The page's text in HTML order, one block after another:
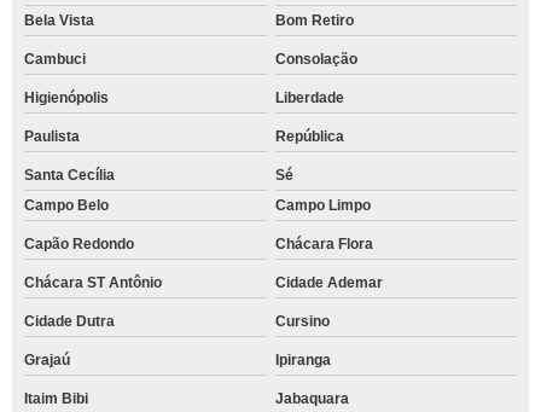
Bela Vista
Bom Retiro
Cambuci Consolação
Higienópolis Liberdade
Paulista República
Santa Cecília
Sé
Campo Belo
Campo Limpo
Capão Redondo Chácara Flora
Chácara ST Antônio Cidade Ademar
Cidade Dutra Cursino
Grajaú Ipiranga
Itaim Bibi Jabaquara